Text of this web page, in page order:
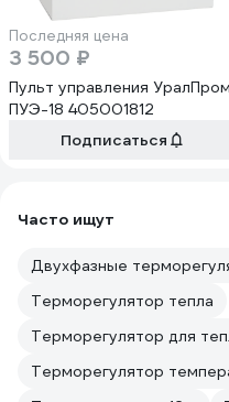
Последняя цена
3 500 ₽
Пульт управления УралПром
ПУЭ-18 405001812
Подписаться
Часто ищут
Терморегулятор тепла
Терморегулятор для
Терморегулятор